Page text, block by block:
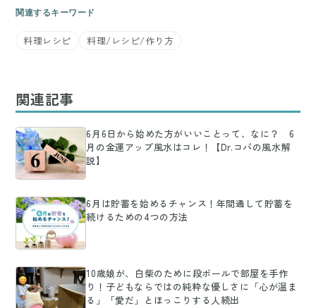
関連するキーワード
料理レシピ 料理/レシピ/作り方
関連記事
6月6日から始めた方がいいことって、なに？ 6
月の金運アップ風水はコレ！【Dr.コパの風水解
説】
6月は貯蓄を始めるチャンス！年間通して貯蓄を
続けるための4つの方法
10歳娘が、白柴のために段ボールで部屋を手作
り！子どもならではの純粋な優しさに「心が温ま
る」「愛だ」とほっこりする人続出